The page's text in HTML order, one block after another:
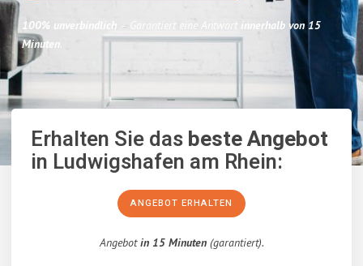
100% unverbindlich – Garantiert eine Antwort
innerhalb von 15
Minuten.
Erhalten Sie dasbeste Angebot
in Ludwigshafen am Rhein:
ANGEBOT ERHALTEN
Angebotin 15 Minuten(garantiert).